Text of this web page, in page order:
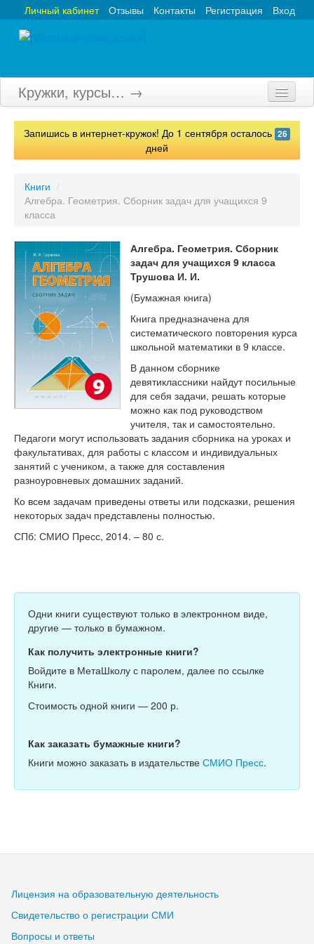
Вход
Регистрация
Контакты
Отзывы
Личный кабинет
Кружки, курсы… →
Главная
Олимпиады
Конкурсы
Вебинары
Тесты
Книги
Игры
Учитель
Запишись в интернет-кружок! До 1 сентября осталось 26
дней
Книги /
Алгебра. Геометрия. Сборник задач для учащихся 9
класса
Алгебра. Геометрия. Сборник
задач для учащихся 9 класса
Трушова И. И.
(Бумажная книга)
Книга предназначена для
систематического повторения курса
школьной математики в 9 классе.
В данном сборнике
девятиклассники найдут посильные
для себя задачи, решать которые
можно как под руководством
учителя, так и самостоятельно.
Педагоги могут использовать задания сборника на уроках и
факультативах, для работы с классом и индивидуальных
занятий с учеником, а также для составления
разноуровневых домашних заданий.
Ко всем задачам приведены ответы или подсказки, решения
некоторых задач представлены полностью.
СПб: СМИО Пресс, 2014. – 80 с.
Одни книги существуют только в электронном виде,
другие — только в бумажном.
Как получить электронные книги?
Войдите в МетаШколу с паролем, далее по ссылке
Книги.
Стоимость одной книги — 200 р.
Как заказать бумажные книги?
Книги можно заказать в издательстве СМИО Пресс.
Лицензия на образовательную деятельность
Свидетельство о регистрации СМИ
Вопросы и ответы